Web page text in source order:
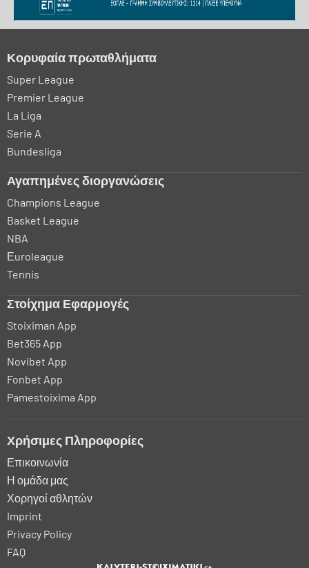
Κορυφαία πρωταθλήματα
Super League
Premier League
La Liga
Serie A
Bundesliga
Αγαπημένες διοργανώσεις
Champions League
Basket League
NBA
Εuroleague
Tennis
Στοίχημα Εφαρμογές
Stoiximan App
Bet365 App
Novibet App
Fonbet App
Pamestoixima App
Χρήσιμες Πληροφορίες
Επικοινωνία
Η ομάδα μας
Χορηγοί αθλητών
Imprint
Privacy Policy
FAQ